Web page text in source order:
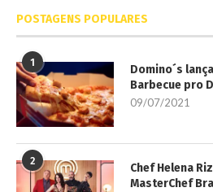
POSTAGENS POPULARES
1
Domino´s
Barbecue pro
09/07/2021
2
Chef Helena
MasterChef